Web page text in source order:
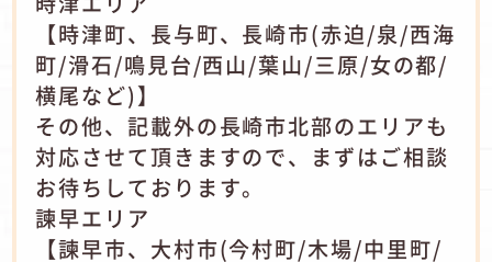
【時津町、長与町、長崎市(赤迫/泉/西海
町/滑石/鳴見台/西山/葉山/三原/女の都/
横尾など)】
その他、記載外の長崎市北部のエリアも
対応させて頂きますので、まずはご相談
お待ちしております。
諫早エリア
【諫早市、大村市(今村町/木場/中里町/